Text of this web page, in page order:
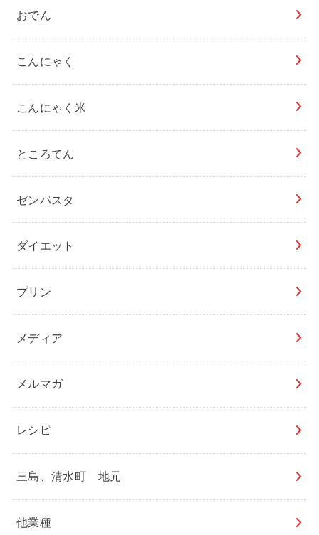
おでん
こんにゃく
こんにゃく米
ところてん
ゼンパスタ
ダイエット
プリン
メディア
メルマガ
レシピ
三島、清水町 地元
他業種